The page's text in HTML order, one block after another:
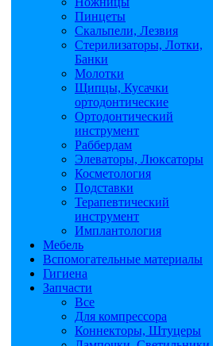
Пинцеты
Скальпели, Лезвия
Стерилизаторы, Лотки,
Банки
Молотки
Щипцы, Кусачки
ортодонтические
Ортодонтический
инструмент
Раббердам
Элеваторы, Люксаторы
Косметология
Подставки
Терапевтический
инструмент
Имплантология
Мебель
Вспомогательные материалы
Гигиена
Запчасти
Все
Для компрессора
Коннекторы, Штуцеры